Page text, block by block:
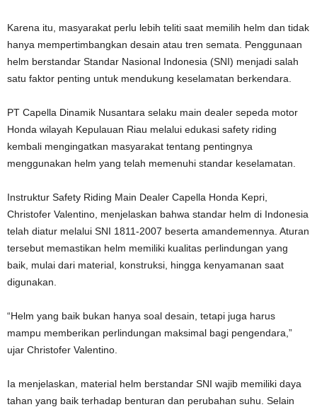
Karena itu, masyarakat perlu lebih teliti saat memilih helm dan tidak
hanya mempertimbangkan desain atau tren semata. Penggunaan
helm berstandar Standar Nasional Indonesia (SNI) menjadi salah
satu faktor penting untuk mendukung keselamatan berkendara.
PT Capella Dinamik Nusantara selaku main dealer sepeda motor
Honda wilayah Kepulauan Riau melalui edukasi safety riding
kembali mengingatkan masyarakat tentang pentingnya
menggunakan helm yang telah memenuhi standar keselamatan.
Instruktur Safety Riding Main Dealer Capella Honda Kepri,
Christofer Valentino, menjelaskan bahwa standar helm di Indonesia
telah diatur melalui SNI 1811-2007 beserta amandemennya. Aturan
tersebut memastikan helm memiliki kualitas perlindungan yang
baik, mulai dari material, konstruksi, hingga kenyamanan saat
digunakan.
“Helm yang baik bukan hanya soal desain, tetapi juga harus
mampu memberikan perlindungan maksimal bagi pengendara,”
ujar Christofer Valentino.
Ia menjelaskan, material helm berstandar SNI wajib memiliki daya
tahan yang baik terhadap benturan dan perubahan suhu. Selain